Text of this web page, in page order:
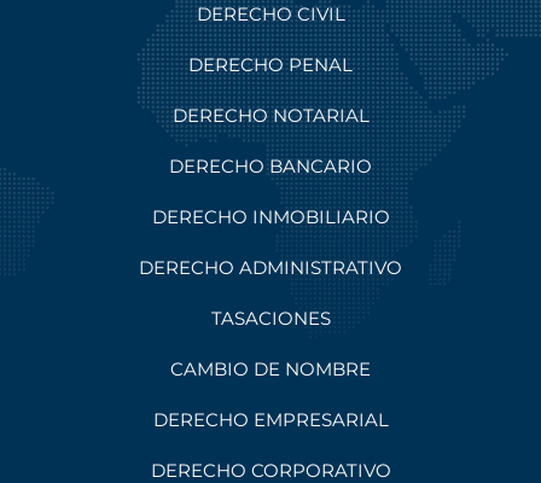
DERECHO CIVIL
DERECHO PENAL
DERECHO NOTARIAL
DERECHO BANCARIO
DERECHO INMOBILIARIO
DERECHO ADMINISTRATIVO
TASACIONES
CAMBIO DE NOMBRE
DERECHO EMPRESARIAL
DERECHO CORPORATIVO